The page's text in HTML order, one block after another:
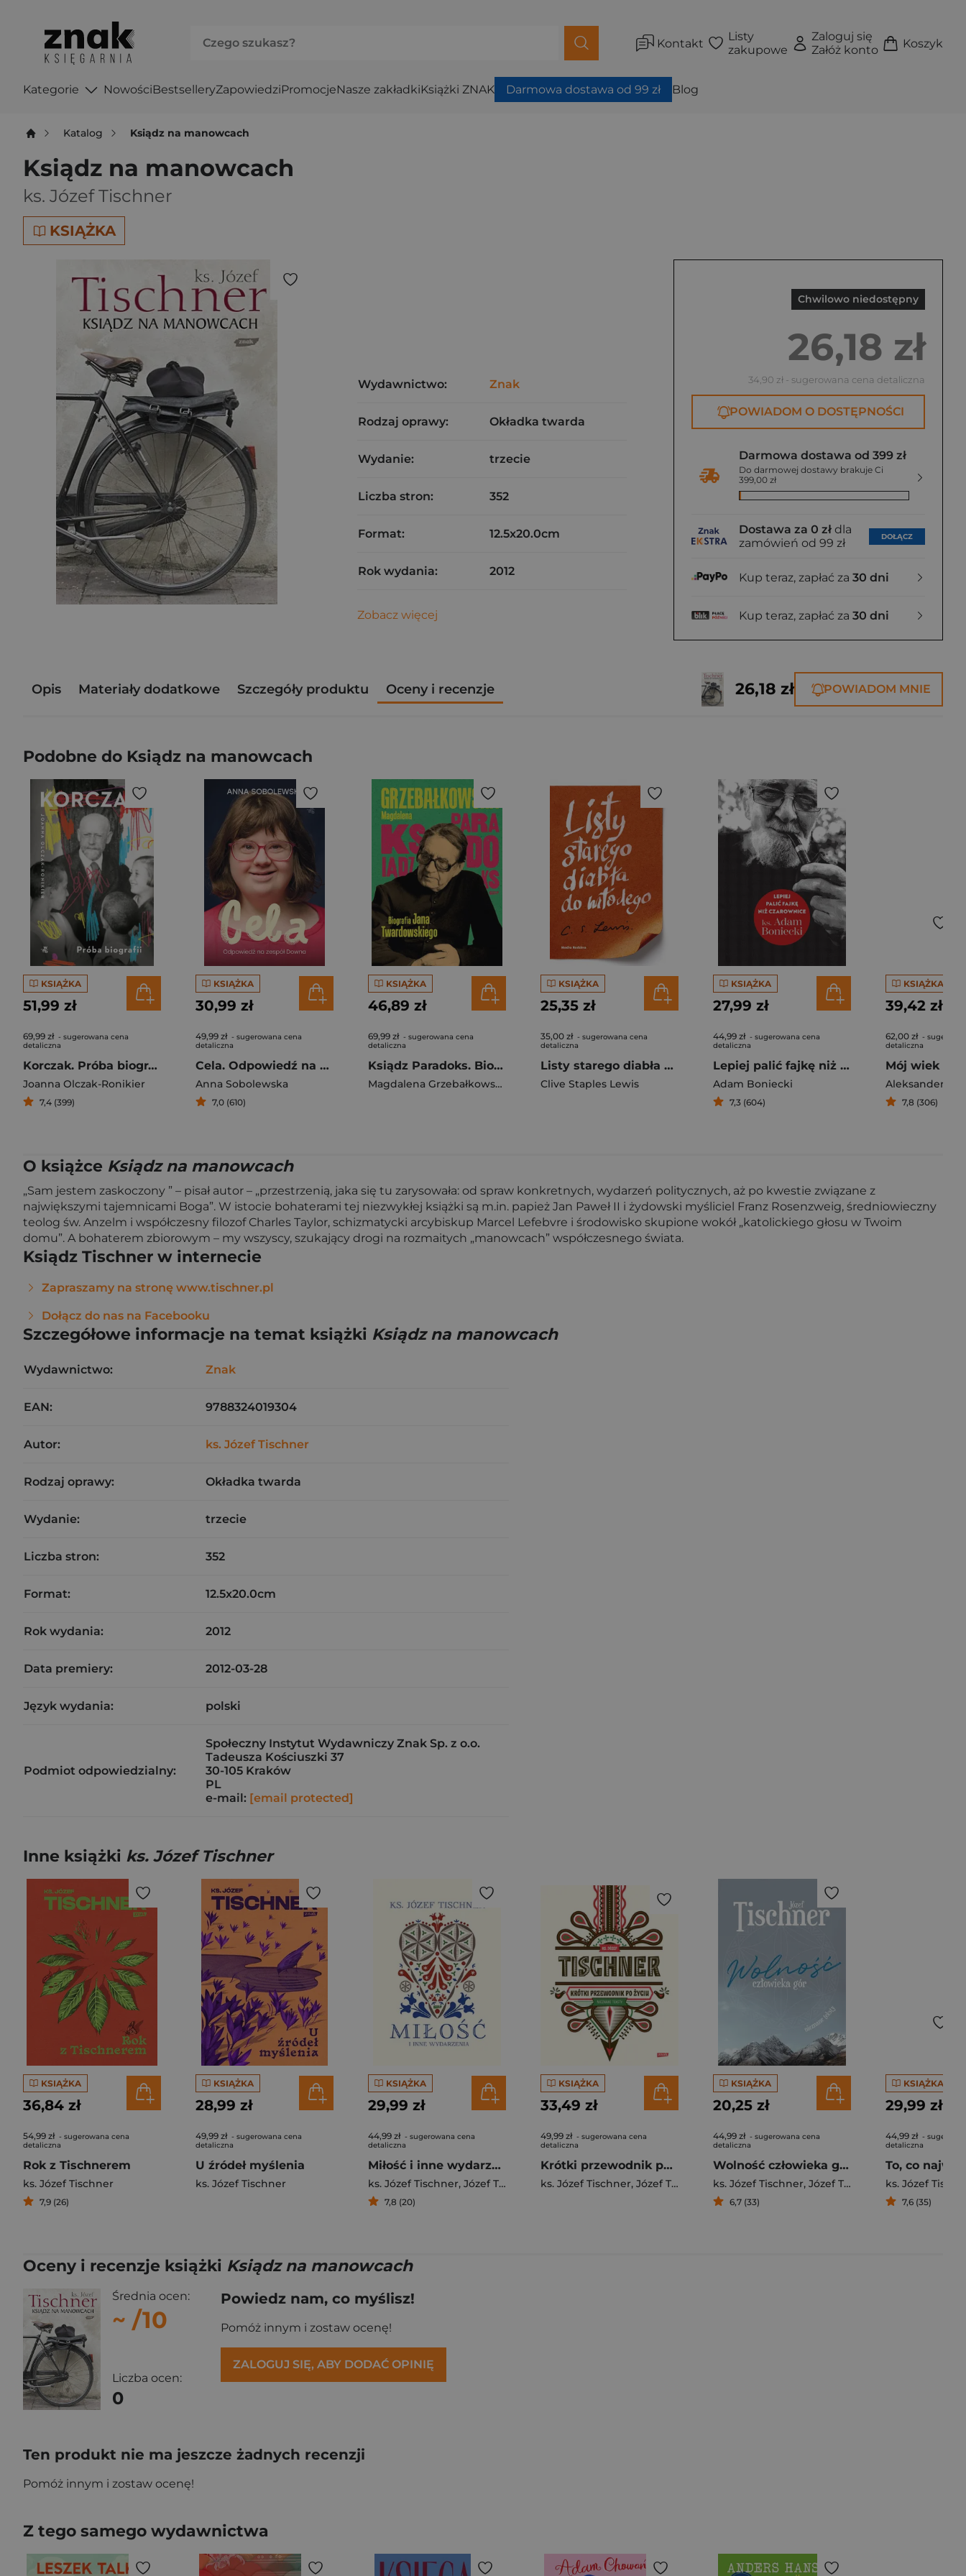
Kontakt
Listy
zakupowe
Zaloguj się
Załóż konto
Koszyk
Kategorie NowościBestselleryZapowiedziPromocjeNasze zakładkiKsiążki ZNAK Darmowa dostawa od 99 zł Blog
Katalog Ksiądz na manowcach
Ksiądz na manowcach
ks. Józef Tischner
KSIĄŻKA
Chwilowo niedostępny
26,18 zł
34,90 zł - sugerowana cena detaliczna
POWIADOM O DOSTĘPNOŚCI
Darmowa dostawa od 399 zł
Do darmowej dostawy brakuje Ci
399,00 zł
Dostawa za 0 zł dla
zamówień od 99 zł
DOŁĄCZ
Kup teraz, zapłać za 30 dni
Kup teraz, zapłać za 30 dni
Wydawnictwo: Znak
Rodzaj oprawy: Okładka twarda
Wydanie: trzecie
Liczba stron: 352
Format: 12.5x20.0cm
Rok wydania: 2012
Zobacz więcej
Opis Materiały dodatkowe Szczegóły produktu Oceny i recenzje 26,18 zł POWIADOM MNIE
Podobne do Ksiądz na manowcach
KSIĄŻKA
51,99 zł
69,99 zł - sugerowana cena
detaliczna
Korczak. Próba biografii
Joanna Olczak-Ronikier
7,4 (399)
KSIĄŻKA
30,99 zł
49,99 zł - sugerowana cena
detaliczna
Cela. Odpowiedź na zespół Downa
Anna Sobolewska
7,0 (610)
KSIĄŻKA
46,89 zł
69,99 zł - sugerowana cena
detaliczna
Ksiądz Paradoks. Biografia księdza Jana Twardowskiego [2025]
Magdalena Grzebałkowska
KSIĄŻKA
25,35 zł
35,00 zł - sugerowana cena
detaliczna
Listy starego diabła do młodego
Clive Staples Lewis
KSIĄŻKA
27,99 zł
44,99 zł - sugerowana cena
detaliczna
Lepiej palić fajkę niż czarownice
Adam Boniecki
7,3 (604)
KSIĄŻKA
39,42 zł
62,00 zł -
detaliczna
Mój wiek
Aleksander
7,8 (306)
O książce Ksiądz na manowcach
„Sam jestem zaskoczony ” – pisał autor – „przestrzenią, jaka się tu zarysowała: od spraw konkretnych, wydarzeń politycznych, aż po kwestie związane z
największymi tajemnicami Boga”. W istocie bohaterami tej niezwykłej książki są m.in. papież Jan Paweł II i żydowski myśliciel Franz Rosenzweig, średniowieczny
teolog św. Anzelm i współczesny filozof Charles Taylor, schizmatycki arcybiskup Marcel Lefebvre i środowisko skupione wokół „katolickiego głosu w Twoim
domu”. A bohaterem zbiorowym – my wszyscy, szukający drogi na rozmaitych „manowcach” współczesnego świata.
Ksiądz Tischner w internecie
Zapraszamy na stronę www.tischner.pl
Dołącz do nas na Facebooku
Szczegółowe informacje na temat książki Ksiądz na manowcach
Wydawnictwo: Znak
EAN: 9788324019304
Autor: ks. Józef Tischner
Rodzaj oprawy: Okładka twarda
Wydanie: trzecie
Liczba stron: 352
Format: 12.5x20.0cm
Rok wydania: 2012
Data premiery: 2012-03-28
Język wydania: polski
Podmiot odpowiedzialny:
Społeczny Instytut Wydawniczy Znak Sp. z o.o.
Tadeusza Kościuszki 37
30-105 Kraków
PL
e-mail: [email protected]
Inne książki ks. Józef Tischner
KSIĄŻKA
36,84 zł
54,99 zł - sugerowana cena
detaliczna
Rok z Tischnerem
ks. Józef Tischner
7,9 (26)
KSIĄŻKA
28,99 zł
49,99 zł - sugerowana cena
detaliczna
U źródeł myślenia
ks. Józef Tischner
KSIĄŻKA
29,99 zł
44,99 zł - sugerowana cena
detaliczna
Miłość i inne wydarzenia
ks. Józef Tischner, Józef Tischner
7,8 (20)
KSIĄŻKA
33,49 zł
49,99 zł - sugerowana cena
detaliczna
Krótki przewodnik po życiu (2022)
ks. Józef Tischner, Józef Tischner
KSIĄŻKA
20,25 zł
44,99 zł - sugerowana cena
detaliczna
Wolność człowieka gór
ks. Józef Tischner, Józef Tischner
6,7 (33)
KSIĄŻKA
29,99 zł
44,99 zł -
detaliczna
To, co
ks. Józef
7,6 (35)
Oceny i recenzje książki Ksiądz na manowcach
Średnia ocen:
~ /10
Liczba ocen:
0
Powiedz nam, co myślisz!
Pomóż innym i zostaw ocenę!
ZALOGUJ SIĘ, ABY DODAĆ OPINIĘ
Ten produkt nie ma jeszcze żadnych recenzji
Pomóż innym i zostaw ocenę!
Z tego samego wydawnictwa